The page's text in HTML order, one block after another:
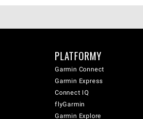
PLATFORMY
Garmin Connect
Garmin Express
Connect IQ
flyGarmin
Garmin Explore